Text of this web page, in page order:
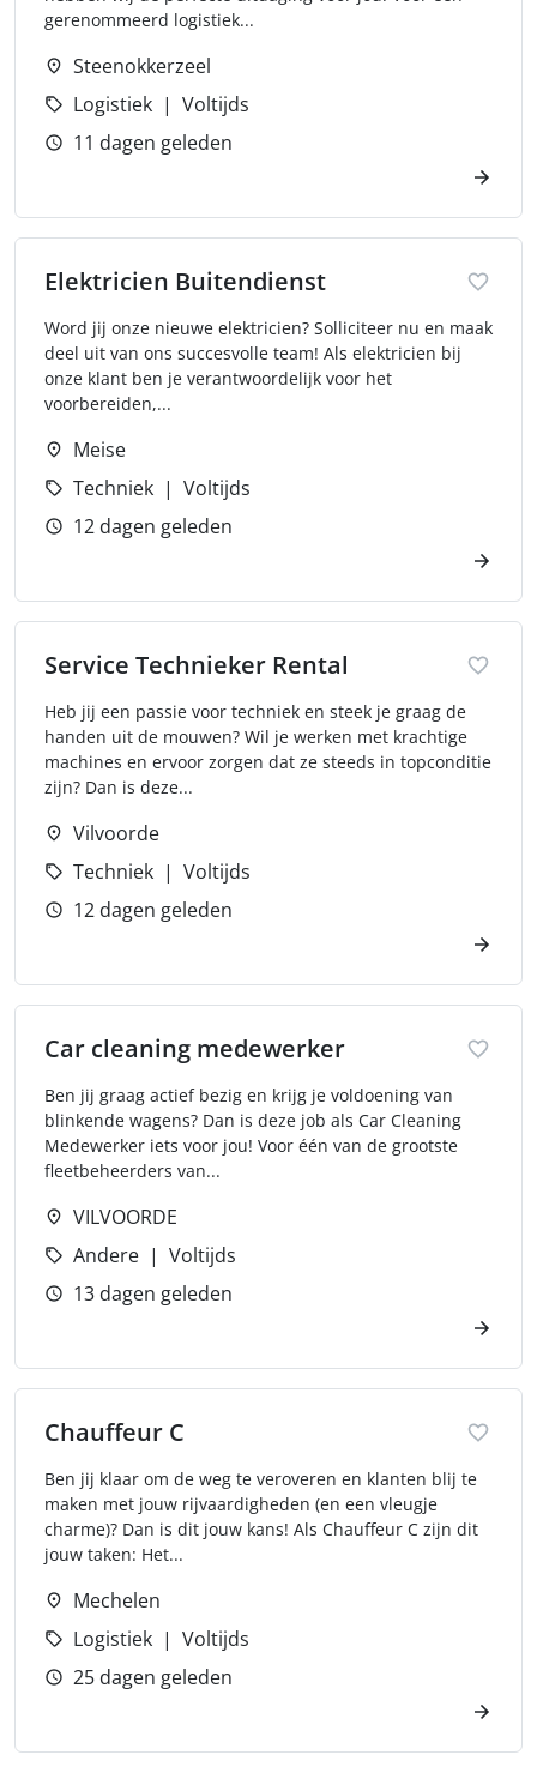
gerenommeerd logistiek...
Steenokkerzeel
Logistiek
Voltijds
11 dagen geleden
Elektricien Buitendienst
Word jij onze nieuwe elektricien? Solliciteer nu en maak
deel uit van ons succesvolle team! Als elektricien bij
onze klant ben je verantwoordelijk voor het
voorbereiden,...
Meise
Techniek
Voltijds
12 dagen geleden
Service Technieker Rental
Heb jij een passie voor techniek en steek je graag de
handen uit de mouwen? Wil je werken met krachtige
machines en ervoor zorgen dat ze steeds in topconditie
zijn? Dan is deze...
Vilvoorde
Techniek
Voltijds
12 dagen geleden
Car cleaning medewerker
Ben jij graag actief bezig en krijg je voldoening van
blinkende wagens? Dan is deze job als Car Cleaning
Medewerker iets voor jou! Voor één van de grootste
fleetbeheerders van...
VILVOORDE
Andere
Voltijds
13 dagen geleden
Chauffeur C
Ben jij klaar om de weg te veroveren en klanten blij te
maken met jouw rijvaardigheden (en een vleugje
charme)? Dan is dit jouw kans! Als Chauffeur C zijn dit
jouw taken: Het...
Mechelen
Logistiek
Voltijds
25 dagen geleden